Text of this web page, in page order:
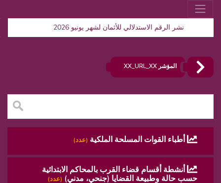
نشر الرقم الاستدلالي للأثمان لشهر يونيو 2026
المؤشر XX_URL_XX
أطباء القوات المسلحة الملكية (عدد)
أنشطة أقسام قضاء القرب بالمحاكم الابتدائية
حسب حالة وطبيعة القضايا (جنحي، مدني) (عدد)